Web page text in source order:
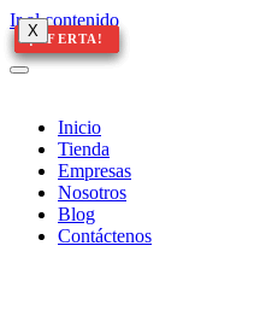
Ir al contenido
Inicio
Tienda
Empresas
Nosotros
Blog
Contáctenos
X
X
X
¡OFERTA!
¡OFERTA!
¡OFERTA!
¡OFERTA!
¡OFERTA!